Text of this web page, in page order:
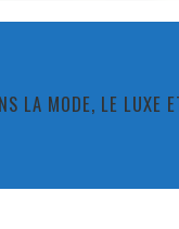
LA MODE, LE LUXE